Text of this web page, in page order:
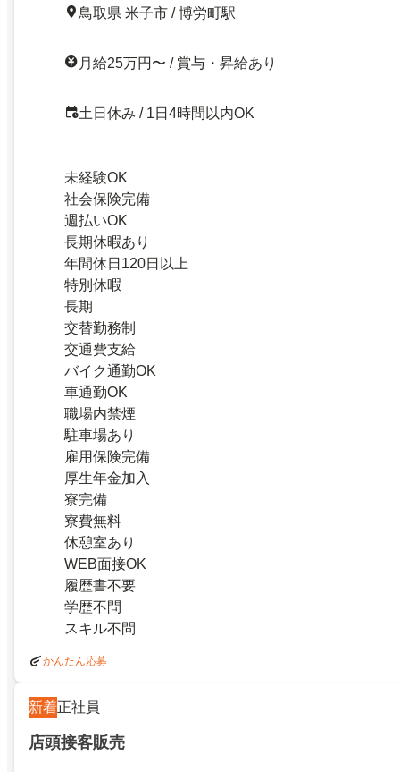
鳥取県 米子市 / 博労町駅
月給25万円〜 / 賞与・昇給あり
土日休み / 1日4時間以内OK
未経験OK
社会保険完備
週払いOK
長期休暇あり
年間休日120日以上
特別休暇
長期
交替勤務制
交通費支給
バイク通勤OK
車通勤OK
職場内禁煙
駐車場あり
雇用保険完備
厚生年金加入
寮完備
寮費無料
休憩室あり
WEB面接OK
履歴書不要
学歴不問
スキル不問
かんたん応募
新着正社員
店頭接客販売